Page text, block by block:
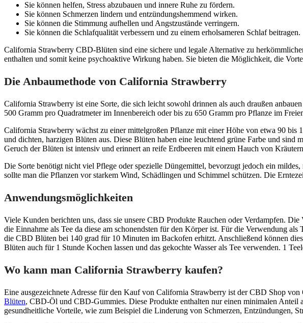
Sie können helfen, Stress abzubauen und innere Ruhe zu fördern.
Sie können Schmerzen lindern und entzündungshemmend wirken.
Sie können die Stimmung aufhellen und Angstzustände verringern.
Sie können die Schlafqualität verbessern und zu einem erholsameren Schlaf beitragen.
California Strawberry CBD-Blüten sind eine sichere und legale Alternative zu
enthalten und somit keine psychoaktive Wirkung haben. Sie bieten die Möglichkeit, die
Die Anbaumethode von California Strawberry
California Strawberry ist eine Sorte, die sich leicht sowohl drinnen als auch draußen
500 Gramm pro Quadratmeter im Innenbereich oder bis zu 650 Gramm pro Pflanze im
California Strawberry wächst zu einer mittelgroßen Pflanze mit einer Höhe von etwa 90
und dichten, harzigen Blüten aus. Diese Blüten haben eine leuchtend grüne Farbe und
Geruch der Blüten ist intensiv und erinnert an reife Erdbeeren mit einem Hauch von
Die Sorte benötigt nicht viel Pflege oder spezielle Düngemittel, bevorzugt jedoch ein
sollte man die Pflanzen vor starkem Wind, Schädlingen und Schimmel schützen. Die
Anwendungsmöglichkeiten
Viele Kunden berichten uns, dass sie unsere CBD Produkte Rauchen oder Verdampfen.
die Einnahme als Tee da diese am schonendsten für den Körper ist. Für die Verwendung
die CBD Blüten bei 140 grad für 10 Minuten im Backofen erhitzt. Anschließend können
Blüten auch für 1 Stunde Kochen lassen und das gekochte Wasser als Tee verwenden. 1
Wo kann man California Strawberry kaufen?
Eine ausgezeichnete Adresse für den Kauf von California Strawberry ist der CBD Shop
Blüten, CBD-Öl und CBD-Gummies. Diese Produkte enthalten nur einen minimalen
gesundheitliche Vorteile, wie zum Beispiel die Linderung von Schmerzen, Entzündungen,